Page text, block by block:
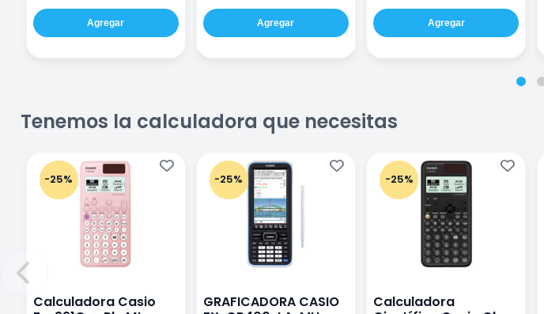
Agregar Agregar Agregar
Tenemos la calculadora que necesitas
-25%
Calculadora Casio
-25%
GRAFICADORA CASIO
-25%
Calculadora